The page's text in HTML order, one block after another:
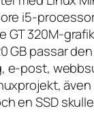
i5-
GT 320M-
GB passar
e-post,
även
en SSD